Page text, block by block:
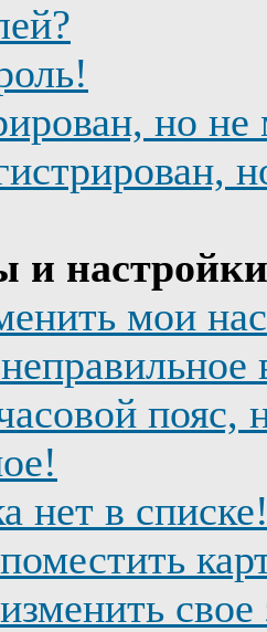
но
настройки
мои
пояс,
нет в
свое